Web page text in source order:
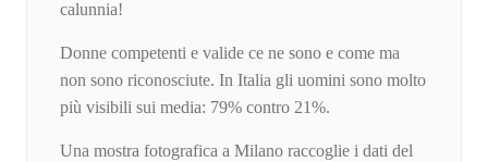
calunnia!
Donne competenti e valide ce ne sono e come ma
non sono riconosciute. In Italia gli uomini sono molto
più visibili sui media: 79% contro 21%.
Una mostra fotografica a Milano raccoglie i dati del